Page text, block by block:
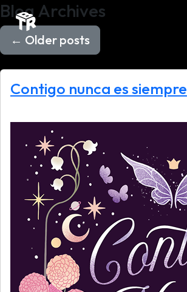
Blog Archives
← Older posts
Contigo nunca es siempre